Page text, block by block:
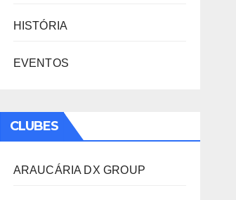
HISTÓRIA
EVENTOS
CLUBES
ARAUCÁRIA DX GROUP